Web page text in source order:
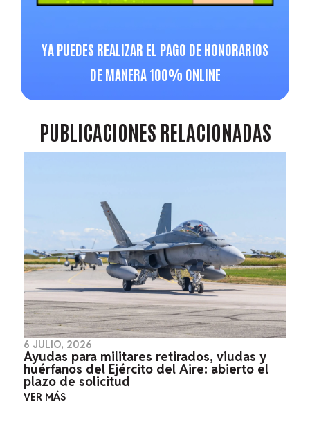
YA PUEDES REALIZAR EL PAGO DE HONORARIOS
DE MANERA 100% ONLINE
PUBLICACIONES RELACIONADAS
6 JULIO, 2026
Ayudas para militares retirados, viudas y
huérfanos del Ejército del Aire: abierto el
plazo de solicitud
VER MÁS